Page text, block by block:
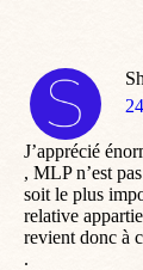
dit
J’apprécié
, MLP n’est
soit le plus
relative
revient donc à
.